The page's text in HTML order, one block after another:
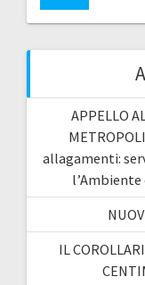
APPELLO
allagamenti:
IL